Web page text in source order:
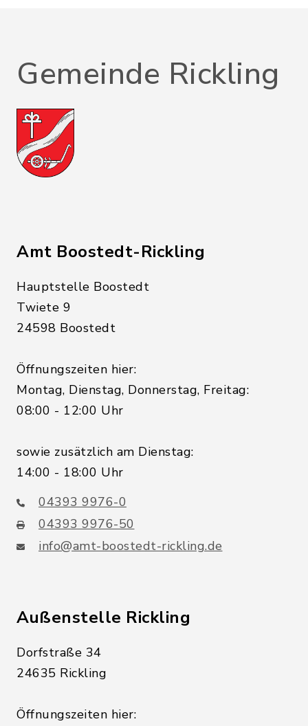
Gemeinde Rickling
Amt Boostedt-Rickling
Hauptstelle Boostedt
Twiete 9
24598 Boostedt
Öffnungszeiten hier:
Montag, Dienstag, Donnerstag, Freitag:
08:00 - 12:00 Uhr
sowie zusätzlich am Dienstag:
14:00 - 18:00 Uhr
04393 9976-0
04393 9976-50
info@amt-boostedt-rickling.de
Außenstelle Rickling
Dorfstraße 34
24635 Rickling
Öffnungszeiten hier: